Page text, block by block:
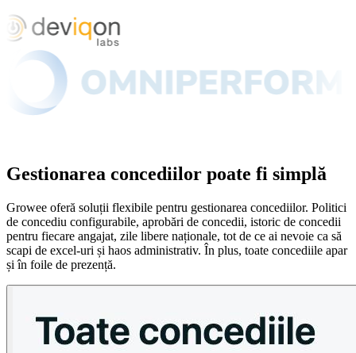
Gestionarea concediilor poate fi simplă
Growee oferă soluții flexibile pentru gestionarea concediilor. Politici
de concediu configurabile, aprobări de concedii, istoric de concedii
pentru fiecare angajat, zile libere naționale, tot de ce ai nevoie ca să
scapi de excel-uri și haos administrativ. În plus, toate concediile apar
și în foile de prezență.